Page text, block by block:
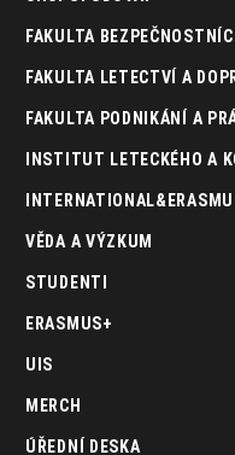
FAKULTA
FAKULTA LETECTVÍ A
FAKULTA PODNIKÁNÍ A
INSTITUT LETECKÉHO A
VĚDA A VÝZKUM
STUDENTI
ERASMUS+
UIS
MERCH
ÚŘEDNÍ DESKA